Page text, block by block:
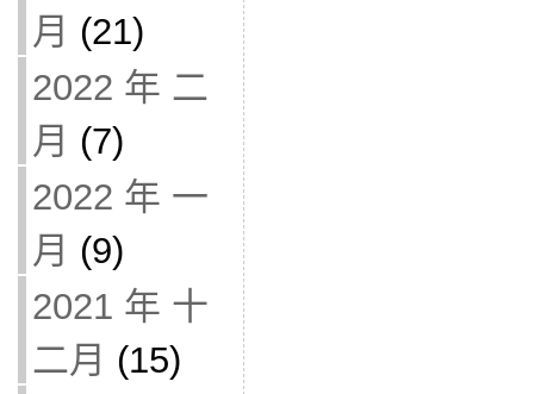
月 (21)
2022 年 二
月 (7)
2022 年 一
月 (9)
2021 年 十
二月 (15)